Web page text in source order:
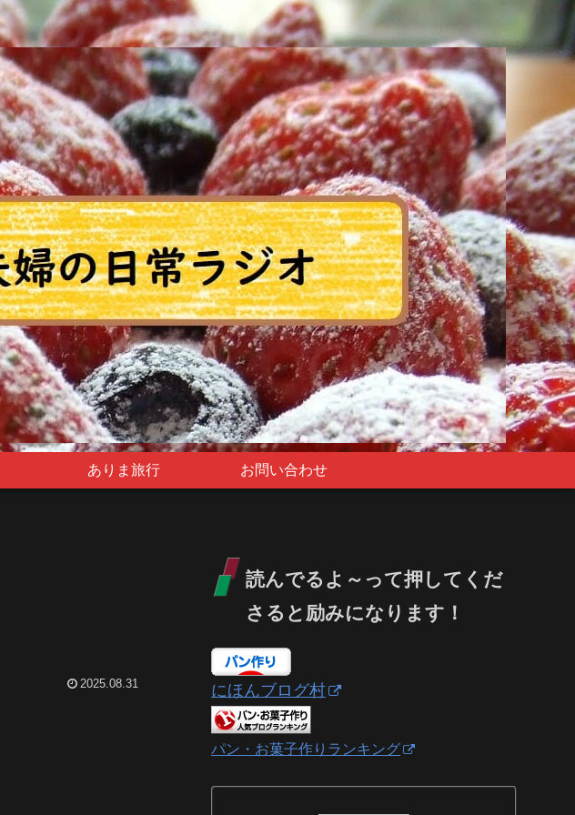
ありま旅行 お問い合わせ
2025.08.31
読んでるよ～って押してくだ
さると励みになります！
にほんブログ村
パン・お菓子作りランキング